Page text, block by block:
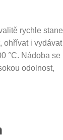
rychle stane
ohřívat i vydávat
°C. Nádoba se
odolnost,